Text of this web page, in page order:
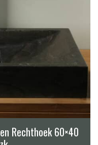
Rechthoek 60×40